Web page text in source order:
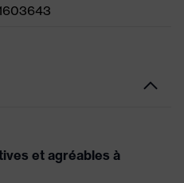
et agréables à